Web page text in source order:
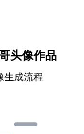
头像作品
生成流程